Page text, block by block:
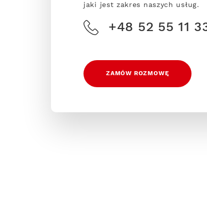
jaki jest zakres naszych usług.
+48 52 55 11
ZAMÓW ROZMOWĘ